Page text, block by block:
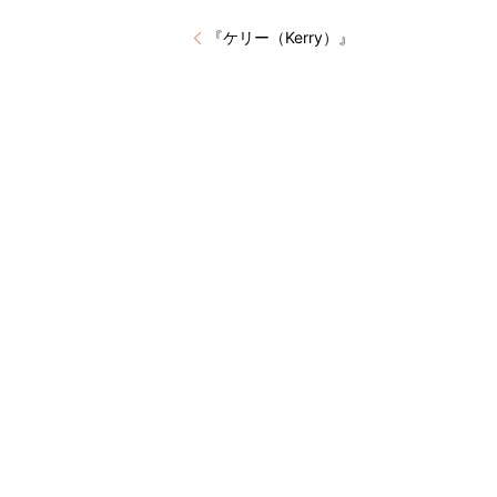
『ケリー（Kerry）』